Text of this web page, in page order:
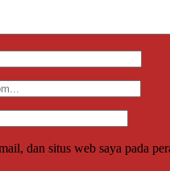
dan situs web saya pada